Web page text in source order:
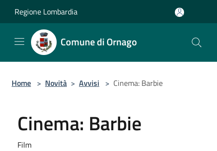
Regione Lombardia
Comune di Ornago
Home > Novità > Avvisi > Cinema: Barbie
Cinema: Barbie
Film